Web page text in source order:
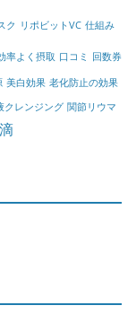
ク リポビットVC 仕組み
率よく摂取 口コミ 回数券
美白効果 老化防止の効果
クレンジング 関節リウマ